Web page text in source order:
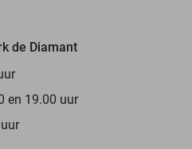
de Diamant
en 19.00 uur